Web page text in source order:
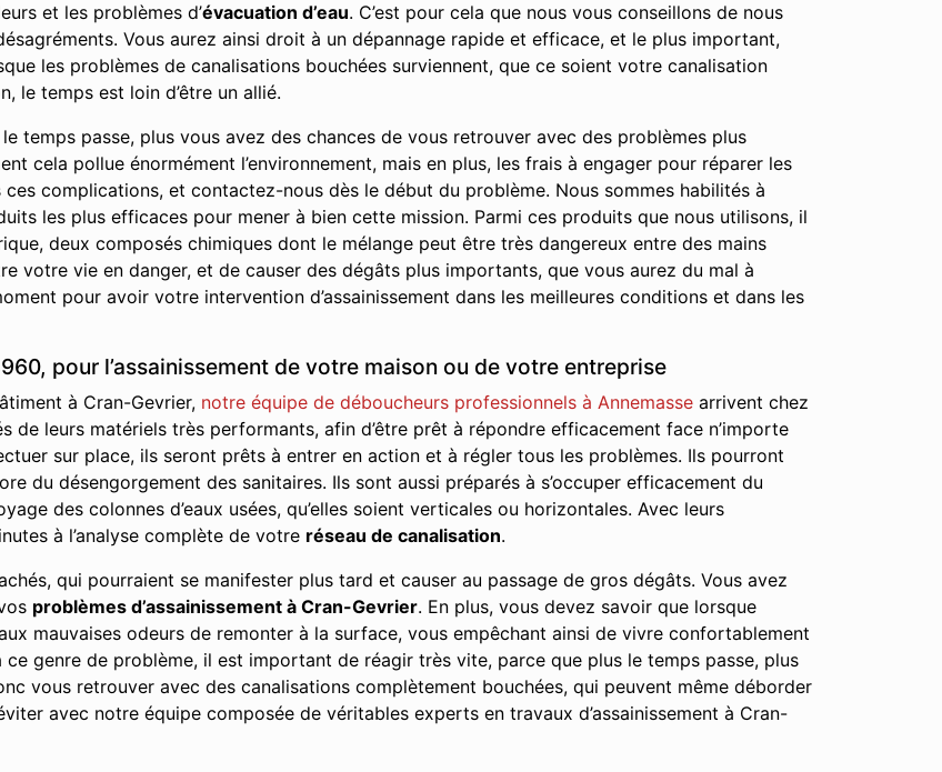
et les problèmes d’évacuation d’eau. C’est pour cela que nous vous conseillons de nous
Vous aurez ainsi droit à un dépannage rapide et efficace, et le plus important,
les problèmes de canalisations bouchées surviennent, que ce soient votre canalisation
le temps est loin d’être un allié.
temps passe, plus vous avez des chances de vous retrouver avec des problèmes plus
cela pollue énormément l’environnement, mais en plus, les frais à engager pour réparer les
complications, et contactez-nous dès le début du problème. Nous sommes habilités à
les plus efficaces pour mener à bien cette mission. Parmi ces produits que nous utilisons, il
deux composés chimiques dont le mélange peut être très dangereux entre des mains
votre vie en danger, et de causer des dégâts plus importants, que vous aurez du mal à
pour avoir votre intervention d’assainissement dans les meilleures conditions et dans les
pour l’assainissement de votre maison ou de votre entreprise
à Cran-Gevrier, notre équipe de déboucheurs professionnels à Annemasse arrivent chez
de leurs matériels très performants, afin d’être prêt à répondre efficacement face n’importe
sur place, ils seront prêts à entrer en action et à régler tous les problèmes. Ils pourront
du désengorgement des sanitaires. Ils sont aussi préparés à s’occuper efficacement du
des colonnes d’eaux usées, qu’elles soient verticales ou horizontales. Avec leurs
à l’analyse complète de votre réseau de canalisation.
qui pourraient se manifester plus tard et causer au passage de gros dégâts. Vous avez
problèmes d’assainissement à Cran-Gevrier. En plus, vous devez savoir que lorsque
mauvaises odeurs de remonter à la surface, vous empêchant ainsi de vivre confortablement
genre de problème, il est important de réagir très vite, parce que plus le temps passe, plus
vous retrouver avec des canalisations complètement bouchées, qui peuvent même déborder
avec notre équipe composée de véritables experts en travaux d’assainissement à Cran-